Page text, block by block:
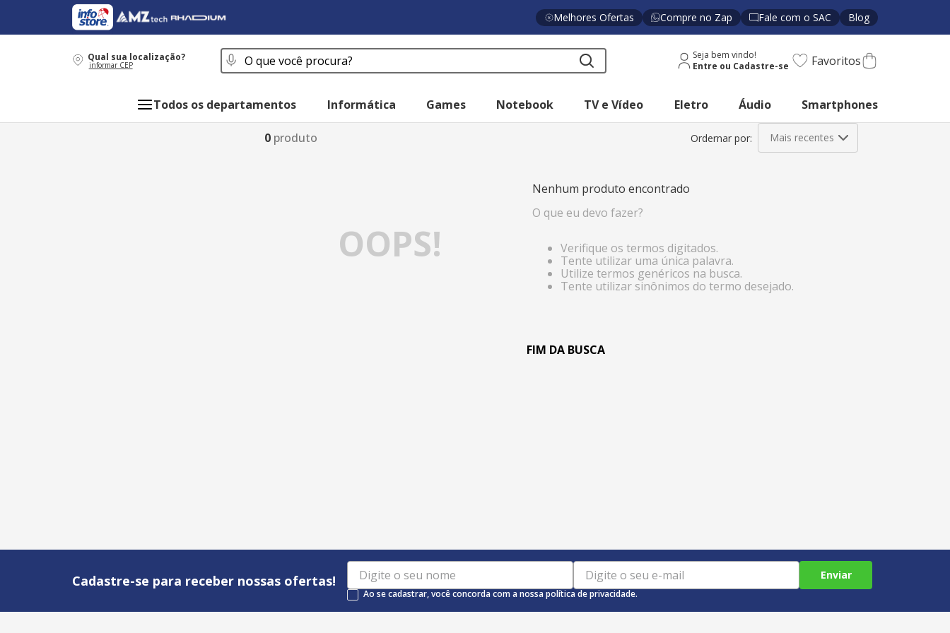
Melhores Ofertas Compre no Zap Fale com o SAC Blog
Qual sua localização?
informar CEP
O que você procura? Seja bem vindo! Favoritos
Todos os departamentos Informática Games Notebook TV e Vídeo Eletro Áudio Smartphones
0 produto Mais recentes
OOPS!
Nenhum produto encontrado
O que eu devo fazer?
Verifique os termos digitados.
Tente utilizar uma única palavra.
Utilize termos genéricos na busca.
Tente utilizar sinônimos do termo desejado.
Cadastre-se para receber nossas ofertas! Enviar
Ao se cadastrar, você concorda com a nossa política de privacidade.